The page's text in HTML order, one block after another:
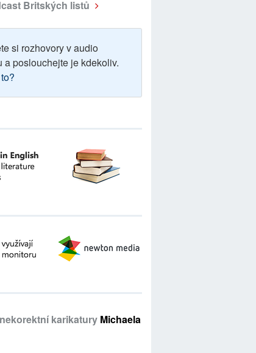
Britských listů
si rozhovory v audio
a poslouchejte je kdekoliv.
karikatury Michaela